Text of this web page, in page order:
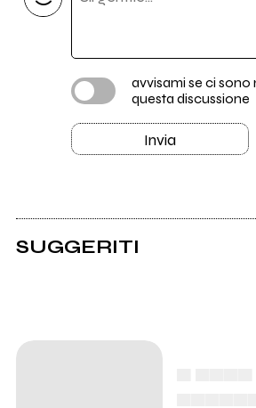
avvisami se ci sono
questa discussione
Invia
SUGGERITI